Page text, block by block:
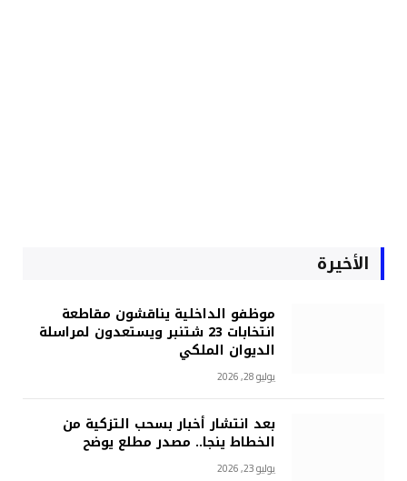
الأخيرة
موظفو الداخلية يناقشون مقاطعة
انتخابات 23 شتنبر ويستعدون لمراسلة
الديوان الملكي
يوليو 28, 2026
بعد انتشار أخبار بسحب التزكية من
الخطاط ينجا.. مصدر مطلع يوضح
يوليو 23, 2026